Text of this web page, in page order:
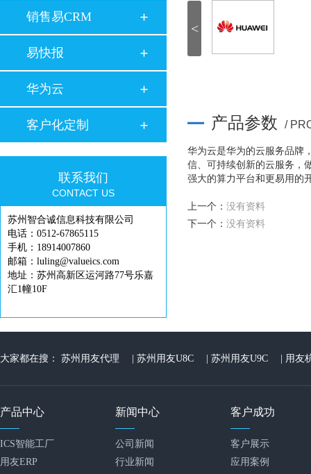
销售易CRM
易快报
华为云
客户化定制
联系我们
CONTACT US
苏州智合诚信息科技有限公司
电话：0512-67865115
手机：18914007860
邮箱：luling@valueics.com
地址：苏州高新区运河路77号乐嘉
汇1幢10F
<
产品参数 /
华为云是华为的云服务品牌
信、可持续创新的云服务，
强大的算力平台和更易用的
上一个： 没有资料
下一个： 没有资料
大家都在搜： 苏州用友代理 苏州用友U8C 苏州用友U9C 用友
产品中心
ICS智能工厂
用友ERP
新闻中心
公司新闻
行业新闻
客户成功
客户展示
应用案例